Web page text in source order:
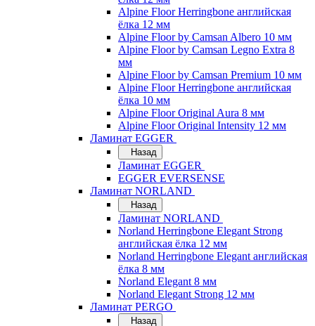
Alpine Floor Herringbone английская
ёлка 12 мм
Alpine Floor by Camsan Albero 10 мм
Alpine Floor by Camsan Legno Extra 8
мм
Alpine Floor by Camsan Premium 10 мм
Alpine Floor Herringbone английская
ёлка 10 мм
Alpine Floor Original Aura 8 мм
Alpine Floor Original Intensity 12 мм
Ламинат EGGER
Назад
Ламинат EGGER
EGGER EVERSENSE
Ламинат NORLAND
Назад
Ламинат NORLAND
Norland Herringbone Elegant Strong
английская ёлка 12 мм
Norland Herringbone Elegant английская
ёлка 8 мм
Norland Elegant 8 мм
Norland Elegant Strong 12 мм
Ламинат PERGO
Назад